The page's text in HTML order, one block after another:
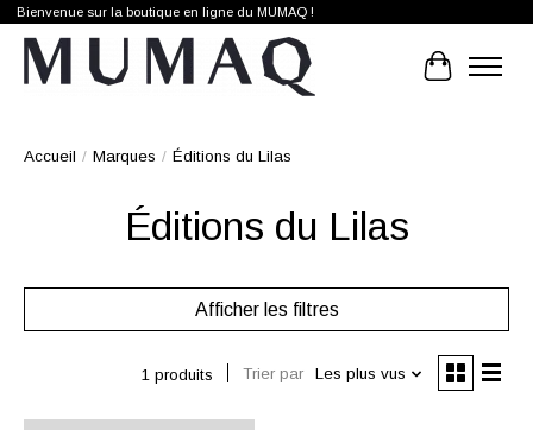
Bienvenue sur la boutique en ligne du MUMAQ !
Panier
Accueil / Marques / Éditions du Lilas
Éditions du Lilas
Afficher les filtres
1 produits Trier par Les plus vus